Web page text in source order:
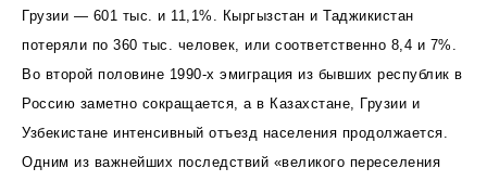
Грузии — 601 тыс. и 11,1%. Кыргызстан и Таджикистан
потеряли по 360 тыс. человек, или соответственно 8,4 и 7%.
Во второй половине 1990-х эмиграция из бывших республик в
Россию заметно сокращается, а в Казахстане, Грузии и
Узбекистане интенсивный отъезд населения продолжается.
Одним из важнейших последствий «великого переселения